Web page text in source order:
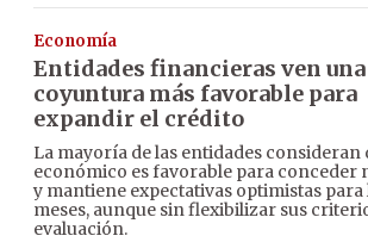
Economía
Entidades financieras ven una
coyuntura más favorable para
expandir el crédito
La mayoría de las entidades consideran
económico es favorable para conceder
y mantiene expectativas optimistas
meses, aunque sin flexibilizar sus
evaluación.